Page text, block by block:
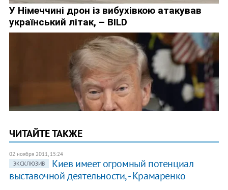
ЧИТАЙТЕ ТАКЖЕ
02 ноября 2011, 15:24
ЭКСКЛЮЗИВ
​Киев имеет огромный потенциал
выставочной деятельности, - Крамаренко